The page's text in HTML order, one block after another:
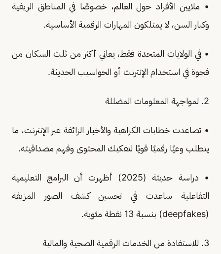
• ملايين الأفراد حول العالم، خصوصًا في المناطق الريفية
وكبار السن، لا يمتلكون المهارات الرقمية الأساسية.
• في الولايات المتحدة فقط، يعاني أكثر من ثلث السكان من
فجوة في استخدام الإنترنت أو الحواسيب الحديثة.
2. لمواجهة المعلومات المضللة
• تصاعدت خطابات الكراهية والأخبار الزائفة عبر الإنترنت، ما
يتطلب وعيًا رقميًا قويًا لتفكيك المحتوى وفهم مصداقيته.
• دراسة حديثة (2025) أظهرت أن البرامج التعليمية
التفاعلية ساعدت في تحسين كشف الصور المزيفة
(deepfakes) بنسبة 13 نقطة مئوية.
3. للاستفادة من الخدمات الرقمية الصحية والمالية